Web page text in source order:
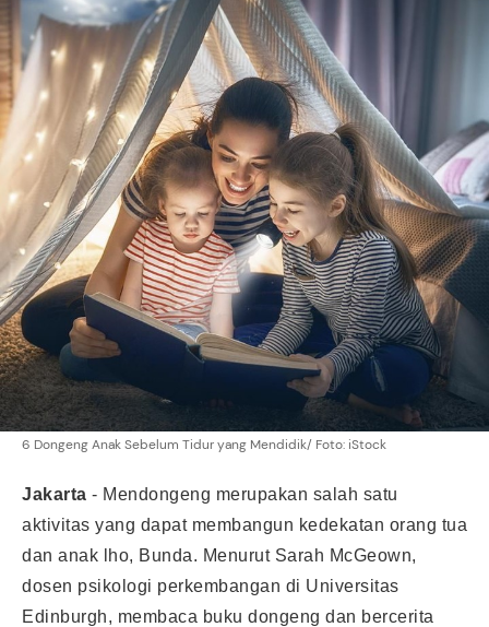
6 Dongeng Anak Sebelum Tidur yang Mendidik/ Foto: iStock
Jakarta - Mendongeng merupakan salah satu
aktivitas yang dapat membangun kedekatan orang tua
dan anak lho, Bunda. Menurut Sarah McGeown,
dosen psikologi perkembangan di Universitas
Edinburgh, membaca buku dongeng dan bercerita